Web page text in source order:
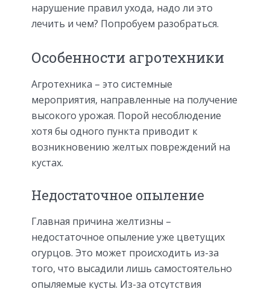
нарушение правил ухода, надо ли это
лечить и чем? Попробуем разобраться.
Особенности агротехники
Агротехника – это системные
мероприятия, направленные на получение
высокого урожая. Порой несоблюдение
хотя бы одного пункта приводит к
возникновению желтых повреждений на
кустах.
Недостаточное опыление
Главная причина желтизны –
недостаточное опыление уже цветущих
огурцов. Это может происходить из-за
того, что высадили лишь самостоятельно
опыляемые кусты. Из-за отсутствия